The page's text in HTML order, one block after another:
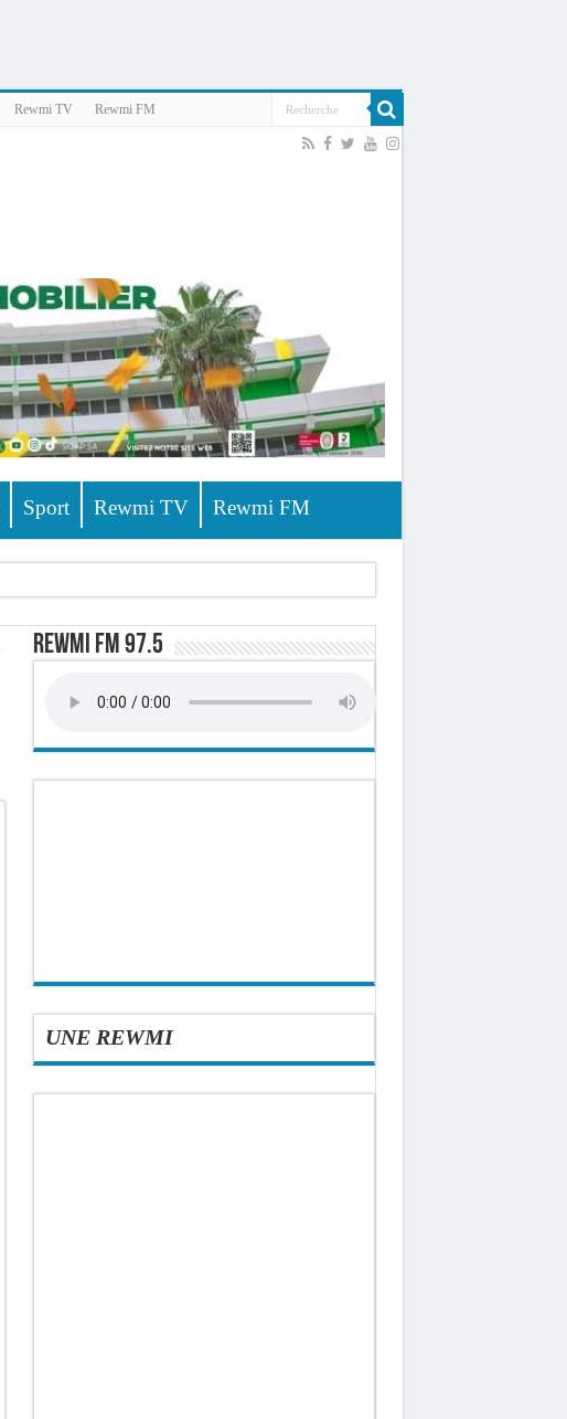
Rewmi TV Rewmi FM
Sport Rewmi TV Rewmi FM
de pêche
Rewmi FM 97.5
UNE REWMI